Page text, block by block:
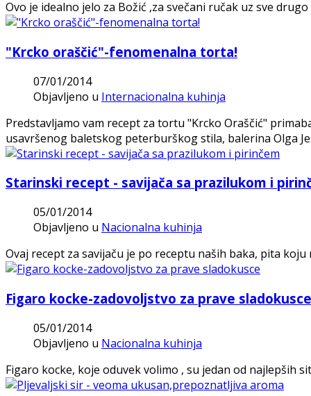
Ovo je idealno jelo za Božić ,za svečani ručak uz sve
"Krcko oraščić"-fenomenalna torta!
07/01/2014
Objavljeno u Internacionalna kuhinja
Predstavljamo vam recept za tortu "Krcko Oraščić"
usavršenog baletskog peterburškog stila, balerina Olga
Starinski recept - savijača sa prazilukom i
05/01/2014
Objavljeno u Nacionalna kuhinja
Ovaj recept za savijaču je po receptu naših baka, pita
Figaro kocke-zadovoljstvo za prave sladokusce
05/01/2014
Objavljeno u Nacionalna kuhinja
Figaro kocke, koje oduvek volimo , su jedan od najlepših